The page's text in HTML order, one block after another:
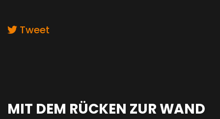
Tweet
MIT DEM RÜCKEN ZUR WAND